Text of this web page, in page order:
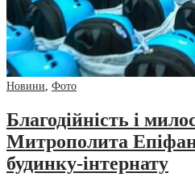
Новини, Фото
Благодійність і
Митрополита
будинку-інтернату